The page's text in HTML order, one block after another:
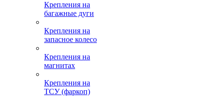
Крепления на
багажные дуги
Крепления на
запасное колесо
Крепления на
магнитах
Крепления на
ТСУ (фаркоп)